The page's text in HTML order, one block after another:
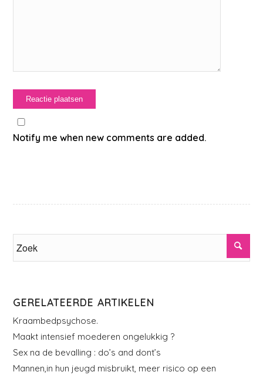
Notify me when new comments are added.
GERELATEERDE ARTIKELEN
Kraambedpsychose.
Maakt intensief moederen ongelukkig ?
Sex na de bevalling : do’s and dont’s
Mannen,in hun jeugd misbruikt, meer risico op een